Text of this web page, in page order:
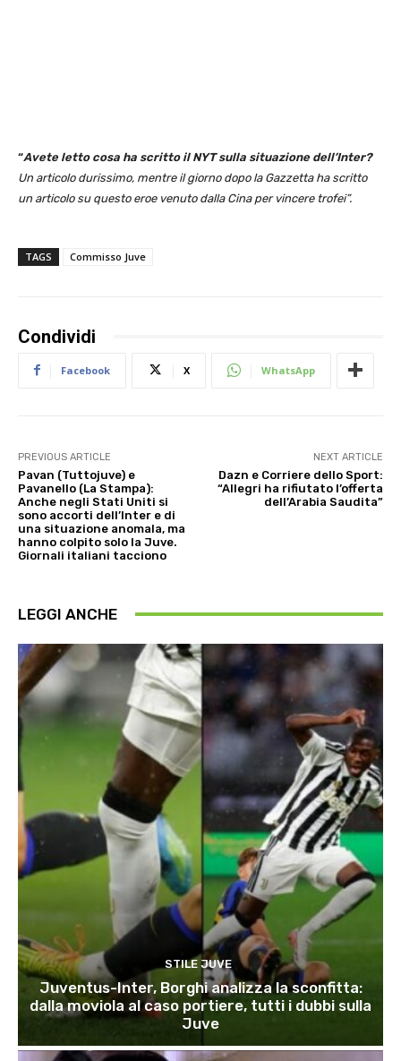
“Avete letto cosa ha scritto il NYT sulla situazione dell’Inter?
Un articolo durissimo, mentre il giorno dopo la Gazzetta ha scritto
un articolo su questo eroe venuto dalla Cina per vincere trofei”.
TAGS Commisso Juve
Condividi
Facebook X WhatsApp
PREVIOUS ARTICLE
Pavan (Tuttojuve) e
Pavanello (La Stampa):
Anche negli Stati Uniti si
sono accorti dell’Inter e di
una situazione anomala, ma
hanno colpito solo la Juve.
Giornali italiani tacciono
NEXT ARTICLE
Dazn e Corriere dello Sport:
“Allegri ha rifiutato l’offerta
dell’Arabia Saudita”
LEGGI ANCHE
STILE JUVE
Juventus-Inter, Borghi analizza la sconfitta:
dalla moviola al caso portiere, tutti i dubbi sulla
Juve